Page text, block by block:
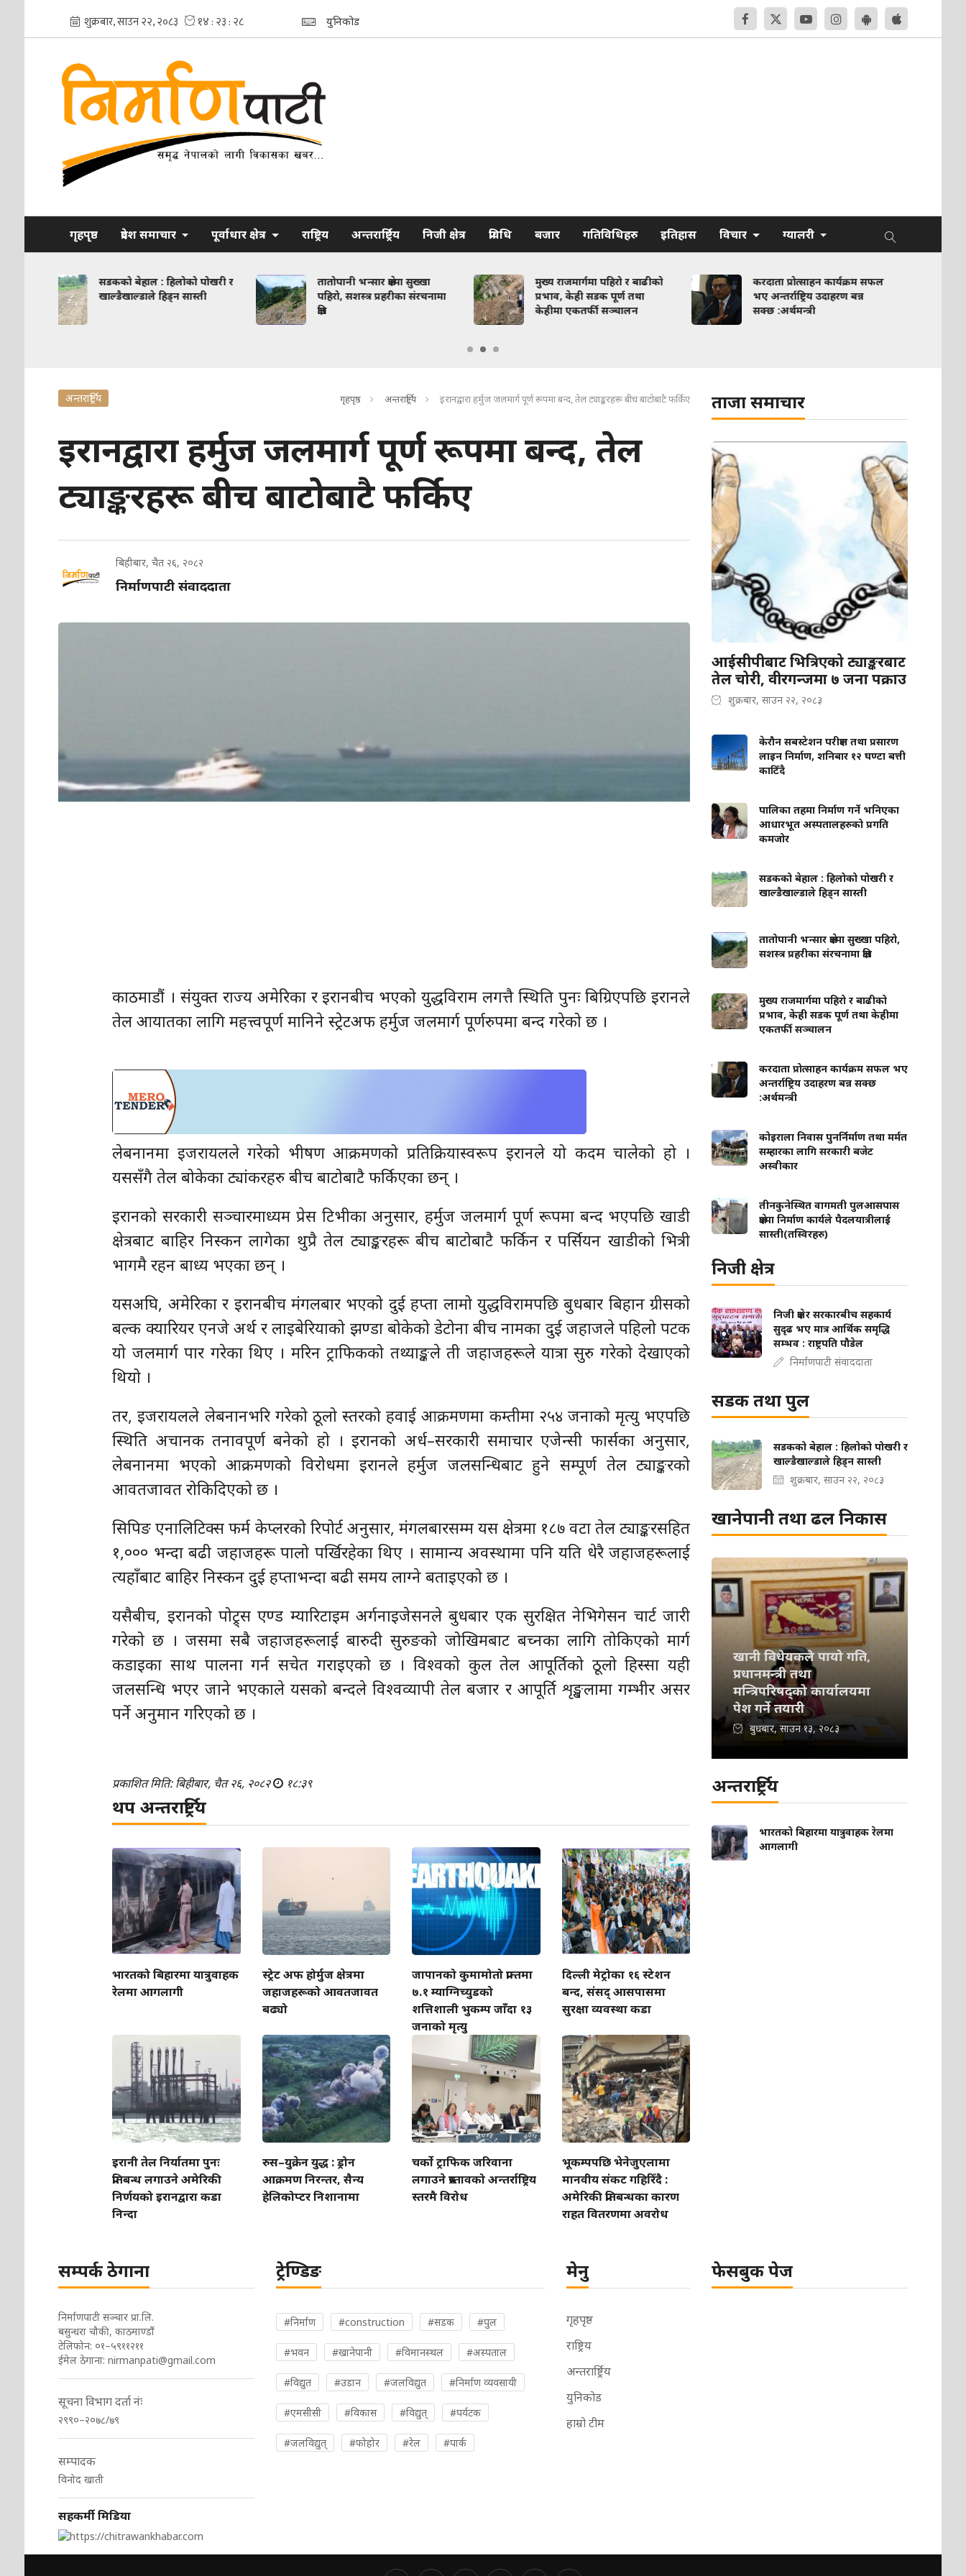
युनिकोड
गृहपृष्ठ प्रदेश समाचार पूर्वाधार क्षेत्र राष्ट्रिय अन्तरार्ष्ट्रिय निजी क्षेत्र प्रविधि बजार गतिविधिहरु इतिहास विचार ग्यालरी
बेहाल : हिलोको पोखरी र
हिड्न सास्ती
तातोपानी भन्सार क्षेत्रमा सुख्खा
पहिरो, सशस्त्र प्रहरीका संरचनामा
मुख्य राजमार्गमा पहिरो र बाढीको
प्रभाव, केही सडक पूर्ण तथा
केहीमा एकतर्फी सञ्चालन
करदाता प्रोत्साहन कार्यक्रम सफल
भए अन्तर्राष्ट्रिय उदाहरण बन्न
सक्छ :अर्थमन्त्री
कोइराला निवास
मर्मत सम्हारका लागि
अन्तरार्ष्ट्रिय गृहपृष्ठ अन्तरार्ष्ट्रिय इरानद्वारा हर्मुज जलमार्ग पूर्ण रूपमा बन्द, तेल ट्याङ्करहरू बीच बाटोबाटै फर्किए
इरानद्वारा हर्मुज जलमार्ग पूर्ण रूपमा बन्द, तेल
ट्याङ्करहरू बीच बाटोबाटै फर्किए
बिहीबार, चैत २६, २०८२
निर्माणपाटी संवाददाता
काठमाडौं । संयुक्त राज्य अमेरिका र इरानबीच भएको युद्धविराम लगत्तै स्थिति पुनः बिग्रिएपछि इरानले
तेल आयातका लागि महत्त्वपूर्ण मानिने स्ट्रेटअफ हर्मुज जलमार्ग पूर्णरुपमा बन्द गरेको छ ।
लेबनानमा इजरायलले गरेको भीषण आक्रमणको प्रतिक्रियास्वरूप इरानले यो कदम चालेको हो ।
यससँगै तेल बोकेका ट्यांकरहरु बीच बाटोबाटै फर्किएका छन् ।
इरानको सरकारी सञ्चारमाध्यम प्रेस टिभीका अनुसार, हर्मुज जलमार्ग पूर्ण रूपमा बन्द भएपछि खाडी
क्षेत्रबाट बाहिर निस्कन लागेका थुप्रै तेल ट्याङ्करहरू बीच बाटोबाटै फर्किन र पर्सियन खाडीको भित्री
भागमै रहन बाध्य भएका छन् ।
यसअघि, अमेरिका र इरानबीच मंगलबार भएको दुई हप्ता लामो युद्धविरामपछि बुधबार बिहान ग्रीसको
बल्क क्यारियर एनजे अर्थ र लाइबेरियाको झण्डा बोकेको डेटोना बीच नामका दुई जहाजले पहिलो पटक
यो जलमार्ग पार गरेका थिए । मरिन ट्राफिकको तथ्याङ्कले ती जहाजहरूले यात्रा सुरु गरेको देखाएको
थियो ।
तर, इजरायलले लेबनानभरि गरेको ठूलो स्तरको हवाई आक्रमणमा कम्तीमा २५४ जनाको मृत्यु भएपछि
स्थिति अचानक तनावपूर्ण बनेको हो । इरानको अर्ध–सरकारी समाचार एजेन्सी फार्सका अनुसार,
लेबनानमा भएको आक्रमणको विरोधमा इरानले हर्मुज जलसन्धिबाट हुने सम्पूर्ण तेल ट्याङ्करको
आवतजावत रोकिदिएको छ ।
सिपिङ एनालिटिक्स फर्म केप्लरको रिपोर्ट अनुसार, मंगलबारसम्म यस क्षेत्रमा १८७ वटा तेल ट्याङ्करसहित
१,००० भन्दा बढी जहाजहरू पालो पर्खिरहेका थिए । सामान्य अवस्थामा पनि यति धेरै जहाजहरूलाई
त्यहाँबाट बाहिर निस्कन दुई हप्ताभन्दा बढी समय लाग्ने बताइएको छ ।
यसैबीच, इरानको पोट्र्स एण्ड म्यारिटाइम अर्गनाइजेसनले बुधबार एक सुरक्षित नेभिगेसन चार्ट जारी
गरेको छ । जसमा सबै जहाजहरूलाई बारुदी सुरुङको जोखिमबाट बच्नका लागि तोकिएको मार्ग
कडाइका साथ पालना गर्न सचेत गराइएको छ । विश्वको कुल तेल आपूर्तिको ठूलो हिस्सा यही
जलसन्धि भएर जाने भएकाले यसको बन्दले विश्वव्यापी तेल बजार र आपूर्ति शृङ्खलामा गम्भीर असर
पर्ने अनुमान गरिएको छ ।
प्रकाशित मिति: बिहीबार, चैत २६, २०८२ १८:३९
थप अन्तरार्ष्ट्रिय
भारतको बिहारमा यात्रुवाहक
रेलमा आगलागी
स्ट्रेट अफ होर्मुज क्षेत्रमा
जहाजहरूको आवतजावत
बढ्यो
जापानको कुमामोतो प्रान्तमा
७.१ म्याग्निच्युडको
शत्तिशाली भुकम्प जाँदा १३
जनाको मृत्यु
दिल्ली मेट्रोका १६ स्टेशन
बन्द, संसद् आसपासमा
सुरक्षा व्यवस्था कडा
इरानी तेल निर्यातमा पुनः
प्रतिबन्ध लगाउने अमेरिकी
निर्णयको इरानद्वारा कडा
निन्दा
रुस–युक्रेन युद्ध : ड्रोन
आक्रमण निरन्तर, सैन्य
हेलिकोप्टर निशानामा
चर्को ट्राफिक जरिवाना
लगाउने प्रस्तावको अन्तर्राष्ट्रिय
स्तरमै विरोध
भूकम्पपछि भेनेजुएलामा
मानवीय संकट गहिरिँदै :
अमेरिकी प्रतिबन्धका कारण
राहत वितरणमा अवरोध
ताजा समाचार
आईसीपीबाट भित्रिएको ट्याङ्करबाट
तेल चोरी, वीरगन्जमा ७ जना पक्राउ
शुक्रबार, साउन २२, २०८३
केरौन सबस्टेशन परीक्षण तथा प्रसारण
लाइन निर्माण, शनिबार १२ घण्टा बत्ती
काटिँदै
पालिका तहमा निर्माण गर्ने भनिएका
आधारभूत अस्पतालहरुको प्रगति
कमजोर
सडकको बेहाल : हिलोको पोखरी र
खाल्डैखाल्डाले हिड्न सास्ती
तातोपानी भन्सार क्षेत्रमा सुख्खा पहिरो,
सशस्त्र प्रहरीका संरचनामा क्षति
मुख्य राजमार्गमा पहिरो र बाढीको
प्रभाव, केही सडक पूर्ण तथा केहीमा
एकतर्फी सञ्चालन
करदाता प्रोत्साहन कार्यक्रम सफल भए
अन्तर्राष्ट्रिय उदाहरण बन्न सक्छ
:अर्थमन्त्री
कोइराला निवास पुनर्निर्माण तथा मर्मत
सम्हारका लागि सरकारी बजेट
अस्वीकार
तीनकुनेस्थित वागमती पुलआसपास
क्षेत्रमा निर्माण कार्यले पैदलयात्रीलाई
सास्ती(तस्विरहरु)
निजी क्षेत्र
निजी क्षेत्र र सरकारबीच सहकार्य
सुदृढ भए मात्र आर्थिक समृद्धि
सम्भव : राष्ट्रपति पौडेल
निर्माणपाटी संवाददाता
सडक तथा पुल
सडकको बेहाल : हिलोको पोखरी र
खाल्डैखाल्डाले हिड्न सास्ती
शुक्रबार, साउन २२, २०८३
खानेपानी तथा ढल निकास
खानी विधेयकले पायो गति,
प्रधानमन्त्री तथा
मन्त्रिपरिषद्को कार्यालयमा
पेश गर्ने तयारी
बुधबार, साउन १३, २०८३
अन्तरार्ष्ट्रिय
भारतको बिहारमा यात्रुवाहक रेलमा
आगलागी
सम्पर्क ठेगाना
निर्माणपाटी सञ्चार प्रा.लि.
बसुन्धरा चौकी, काठमाण्डौं
टेलिफोन: ०१–५९११२११
ईमेल ठेगाना: nirmanpati@gmail.com
सूचना विभाग दर्ता नंः
२९९०–२०७८/७९
सम्पादक
विनोद खाती
सहकर्मी मिडिया
ट्रेण्डिङ
#निर्माण #construction #सडक #पुल
#भवन #खानेपानी #विमानस्थल #अस्पताल
#विद्युत #उडान #जलविद्युत #निर्माण व्यवसायी
#एमसीसी #विकास #विद्युत् #पर्यटक
#जलविद्युत् #फोहोर #रेल #पार्क
मेनु
गृहपृष्ठ
राष्ट्रिय
अन्तरार्ष्ट्रिय
युनिकोड
हाम्रो टीम
फेसबुक पेज